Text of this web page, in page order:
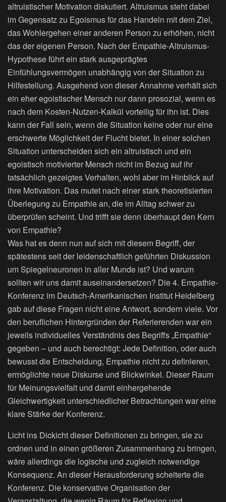
altruistischer Motivation diskutiert. Altruismus steht dabei
im Gegensatz zu Egoismus für das Handeln mit dem Ziel,
das Wohlergehen einer anderen Person zu erhöhen, nicht
das der eigenen Person. Nach der Empathie-Altruismus-
Hypothese führt ein stark ausgeprägtes
Einfühlungsvermögen unabhängig von der Situation zu
Hilfestellung. Ausgehend von dieser Annahme verhält sich
ein eher egoistischer Mensch nur dann prosozial, wenn es
nach dem Kosten-Nutzen-Kalkül vorteilig für ihn ist. Dies
kann der Fall sein, wenn die Situation keine oder nur eine
erschwerte Möglichkeit der Flucht bietet. In einer solchen
Situation unterscheiden sich ein altruistisch und ein
egoistisch motivierter Mensch nicht im Bezug auf ihr
tatsächlich gezeigtes Verhalten, wohl aber im Hinblick auf
ihre Motivation. Das mutet nach einer stark theoretisierten
Überlegung zu Empathie an, die im Alltag schwer zu
überprüfen scheint. Und trifft sie denn überhaupt den Kern
von Empathie?
Was hat es denn nun auf sich mit diesem Begriff, der
spätestens seit der leidenschaftlich geführten Diskussion
um Spiegelneuronen in aller Munde ist? Und warum
sollten wir uns damit auseinandersetzen? Die 4. Empathie-
Konferenz im Deutsch-Amerikanischen Institut Heidelberg
gab auf diese Fragen nicht eine Antwort, sondern viele. Vor
den beruflichen Hintergründen der Referierenden war ein
jeweils individuelles Verständnis des Begriffs „Empathie“
gegeben – und auch berechtigt: Jede Definition, oder auch
bewusst die Entscheidung, Empathie nicht zu definieren,
ermöglichte neue Diskurse und Blickwinkel. Dieser Raum
für Meinungsvielfalt und damit einhergehende
Gleichwertigkeit unterschiedlicher Betrachtungen war eine
klare Stärke der Konferenz.
Licht ins Dickicht dieser Definitionen zu bringen, sie zu
ordnen und in einen größeren Zusammenhang zu bringen,
wäre allerdings die logische und zugleich notwendige
Konsequenz. An dieser Herausforderung scheiterte die
Konferenz. Die konservative Organisation der